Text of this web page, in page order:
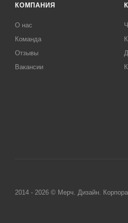
КОМПАНИЯ
О нас
Команда
Отзывы
Вакансии
2014 - 2026 © Мерч. Дизайн.